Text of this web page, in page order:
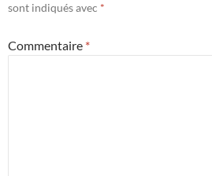
sont indiqués avec *
Commentaire *